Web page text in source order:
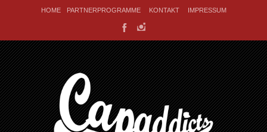
HOME PARTNERPROGRAMME KONTAKT IMPRESSUM